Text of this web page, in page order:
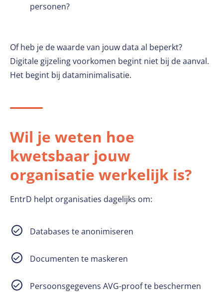
personen?
Of heb je de waarde van jouw data al beperkt?
Digitale gijzeling voorkomen begint niet bij de aanval.
Het begint bij dataminimalisatie.
Wil je weten hoe
kwetsbaar jouw
organisatie werkelijk is?
EntrD helpt organisaties dagelijks om:
Databases te anonimiseren
Documenten te maskeren
Persoonsgegevens AVG-proof te beschermen